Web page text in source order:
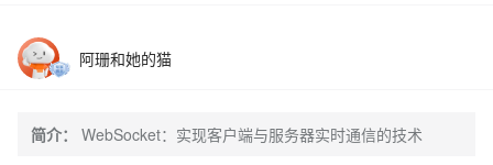
阿珊和她的猫
简介： WebSocket：实现客户端与服务器实时通信的技术